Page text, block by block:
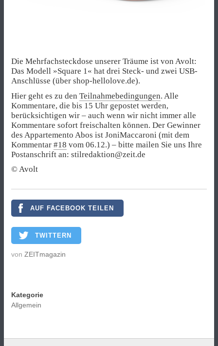
Die Mehrfachsteckdose unserer Träume ist von Avolt:
Das Modell »Square 1« hat drei Steck- und zwei USB-
Anschlüsse (über shop-hellolove.de).
Hier geht es zu den Teilnahmebedingungen. Alle
Kommentare, die bis 15 Uhr gepostet werden,
berücksichtigen wir – auch wenn wir nicht immer alle
Kommentare sofort freischalten können. Der Gewinner
des Appartemento Abos ist JoniMaccaroni (mit dem
Kommentar #18 vom 06.12.) – bitte mailen Sie uns Ihre
Postanschrift an: stilredaktion@zeit.de
© Avolt
AUF FACEBOOK TEILEN
TWITTERN
von ZEITmagazin
Kategorie
Allgemein